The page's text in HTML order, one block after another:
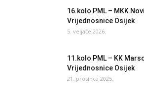
16.kolo PML – MKK
Vrijednosnice Osijek
5. veljače 2026.
11.kolo PML – KK
Vrijednosnice Osijek
21. prosinca 2025.